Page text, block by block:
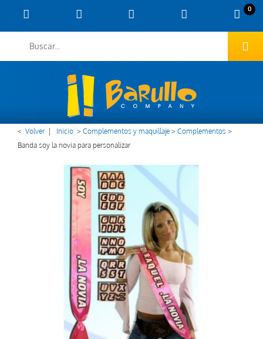
0
< Volver Inicio >Complementos y maquillaje>Complementos >
Banda soy la novia para personalizar